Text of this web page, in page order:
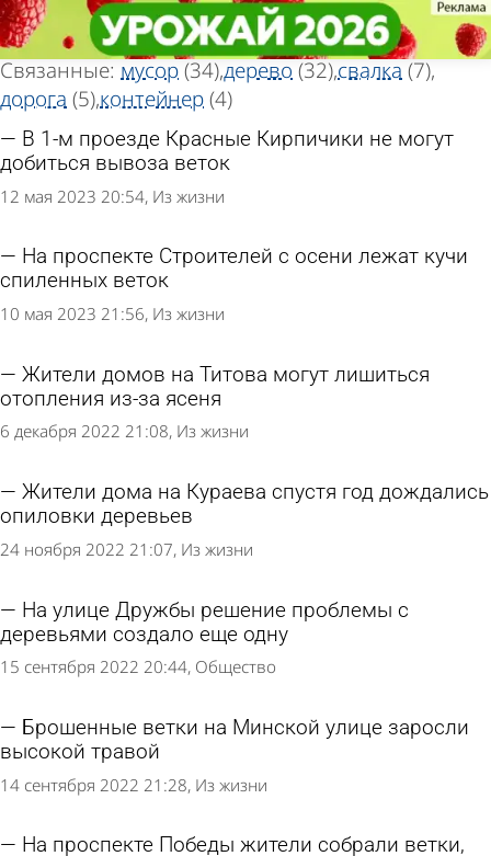
«Ветки»
Тег новостей
Всего найдено 65 новостей
Связанные: мусор(34)дерево (32)свалка (7)
дорога (5)контейнер(4)
В 1-м проезде Красные Кирпичики не могут
добиться вывоза веток
12 мая 2023 20:54 Из жизни
На проспекте Строителей с осени лежат кучи
спиленных веток
10 мая 2023 21:56 Из жизни
Жители домов на Титова могут лишиться
отопления из-за ясеня
6 декабря 2022 21:08 Из жизни
Жители дома на Кураева спустя год дождались
опиловки деревьев
24 ноября 2022 21:07 Из жизни
На улице Дружбы решение проблемы с
деревьями создало еще одну
15 сентября 2022 20:44 Общество
Брошенные ветки на Минской улице заросли
высокой травой
14 сентября 2022 21:28 Из жизни
На проспекте Победы жители собрали ветки,
«Ветки»
Тег новостей